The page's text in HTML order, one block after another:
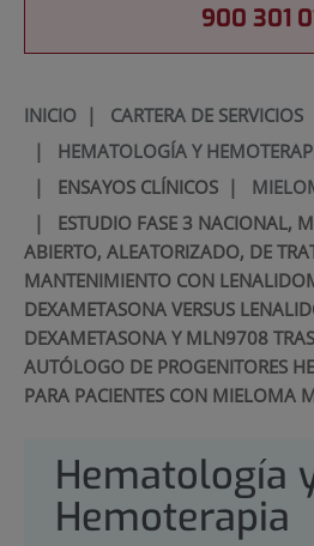
900 301
INICIO| CARTERA DE SERVICIOS
| HEMATOLOGÍA Y
| ENSAYOS CLÍNICOS|
| ESTUDIO FASE 3 NACIONAL,
ABIERTO, ALEATORIZADO, DE
MANTENIMIENTO CON
DEXAMETASONA VERSUS
DEXAMETASONA Y MLN9708
AUTÓLOGO DE PROGENITORES
PARA PACIENTES CON MIELOMA
Hematología
Hemoterapia